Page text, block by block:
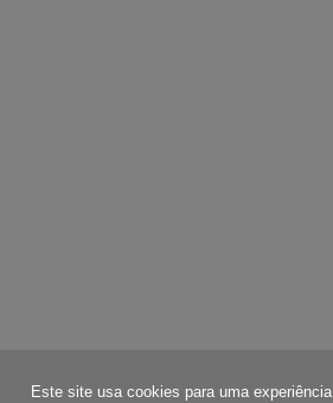
Este site usa cookies para uma experiência